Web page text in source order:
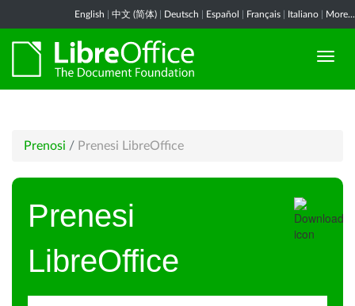
English 中文 (简体) Deutsch Español Français Italiano More...
Prenosi / Prenesi LibreOffice
Prenesi
LibreOffice